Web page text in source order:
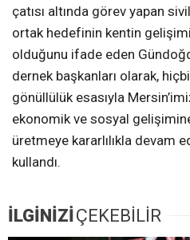
çatısı altında görev yapan
ortak hedefinin kentin
olduğunu ifade eden
dernek başkanları olarak,
gönüllülük esasıyla
ekonomik ve sosyal
üretmeye kararlılıkla devam
kullandı.
İLGİNİZİÇEKEBİLİR